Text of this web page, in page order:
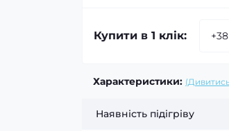
Купити в 1 клік:
Характеристики:
Наявність підігріву